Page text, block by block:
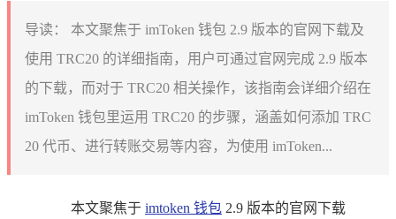
导读：
本文聚焦于 imToken 钱包 2.9 版本的官网下载及
使用 TRC20 的详细指南，用户可通过官网完成 2.9 版本
的下载，而对于 TRC20 相关操作，该指南会详细介绍在
imToken 钱包里运用 TRC20 的步骤，涵盖如何添加 TRC
20 代币、进行转账交易等内容，为使用 imToken...
本文聚焦于 imtoken 钱包 2.9 版本的官网下载